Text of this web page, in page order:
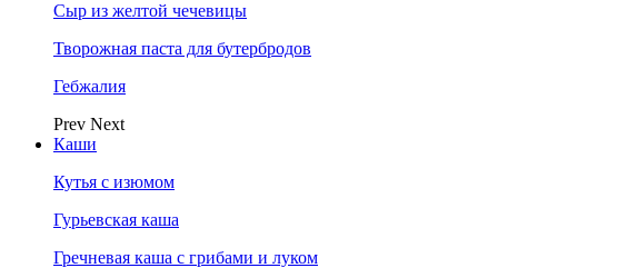
Сыр из желтой чечевицы
Творожная паста для бутербродов
Гебжалия
Prev Next
Каши
Кутья с изюмом
Гурьевская каша
Гречневая каша с грибами и луком